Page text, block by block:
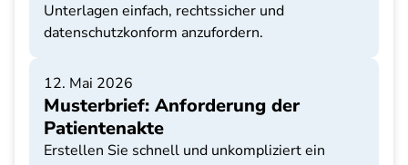
Unterlagen einfach, rechtssicher und
datenschutzkonform anzufordern.
12. Mai 2026
Musterbrief: Anforderung der
Patientenakte
Erstellen Sie schnell und unkompliziert ein